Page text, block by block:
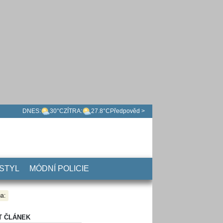
DNES: 30°CZÍTRA: 27.8°C Předpověd >
MÓDNÍ POLICIE
ČLÁNEK